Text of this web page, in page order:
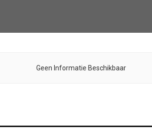
Geen Informatie Beschikbaar